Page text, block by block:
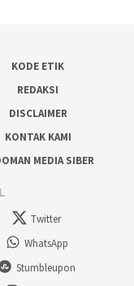
KODE ETIK
REDAKSI
DISCLAIMER
KONTAK KAMI
MEDIA SIBER
Twitter
WhatsApp
Stumbleupon